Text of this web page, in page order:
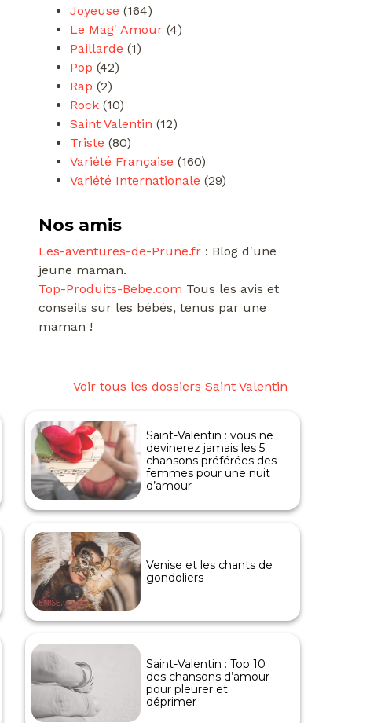
Joyeuse (164)
Le Mag' Amour (4)
Paillarde (1)
Pop (42)
Rap (2)
Rock (10)
Saint Valentin (12)
Triste (80)
Variété Française (160)
Variété Internationale (29)
Nos amis
Les-aventures-de-Prune.fr : Blog d'une
jeune maman.
Top-Produits-Bebe.com Tous les avis et
conseils sur les bébés, tenus par une
maman !
Voir tous les dossiers Saint Valentin
Saint-Valentin : vous ne
devinerez jamais les 5
chansons préférées des
femmes pour une nuit
d’amour
Venise et les chants de
gondoliers
Saint-Valentin : Top 10
des chansons d’amour
pour pleurer et
déprimer